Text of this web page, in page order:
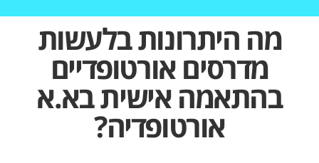
מה היתרונות בלעשות
מדרסים אורטופדיים
בהתאמה אישית בא.א
אורטופדיה?